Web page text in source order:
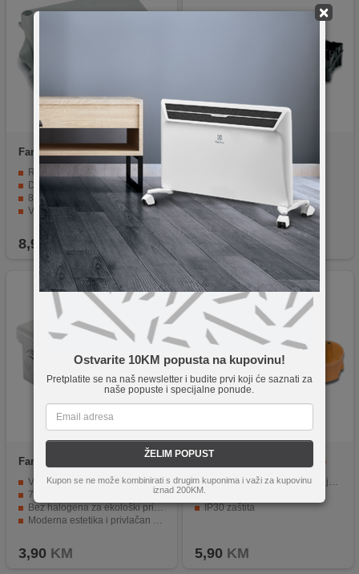
×
Ostvarite 10KM popusta na kupovinu!
Pretplatite se na naš newsletter i budite prvi koji će saznati za
naše popuste i specijalne ponude.
ŽELIM POPUST
Kupon se ne može kombinirati s drugim kuponima i važi za kupovinu
iznad 200KM.
Famatel 3012-RKN/153-110
Razvodna kutija nadžbuk
Dimenzija 153x110x63
8 ulaza Ø 25mm
Vodonepropusna
8,90 KM
IP30
0,50KM
Famatel
Vodonepropusnost s IP55 ocjenom
7 ulaza promjera 20mm
Bez halogena za ekološki prihvatljivu upotrebu
Moderna estetika i privlačan dizajn
3,90 KM
3261-RKRC/67x45
Četverostruka razvodna kutija rigipsa
Dimenzija 67x45
IP30 zaštita
5,90 KM